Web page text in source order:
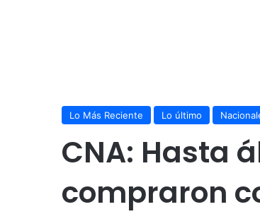
Lo Más Reciente Lo último
CNA: Hasta
compraron